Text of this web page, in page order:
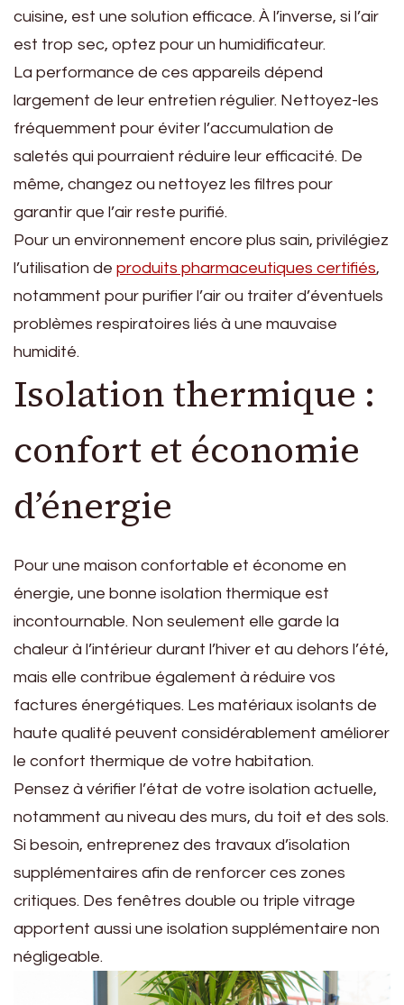
cuisine, est une solution efficace. À l’inverse, si l’air
est trop sec, optez pour un humidificateur.
La performance de ces appareils dépend
largement de leur entretien régulier. Nettoyez-les
fréquemment pour éviter l’accumulation de
saletés qui pourraient réduire leur efficacité. De
même, changez ou nettoyez les filtres pour
garantir que l’air reste purifié.
Pour un environnement encore plus sain, privilégiez
l’utilisation de produits pharmaceutiques certifiés,
notamment pour purifier l’air ou traiter d’éventuels
problèmes respiratoires liés à une mauvaise
humidité.
Isolation thermique :
confort et économie
d’énergie
Pour une maison confortable et économe en
énergie, une bonne isolation thermique est
incontournable. Non seulement elle garde la
chaleur à l’intérieur durant l’hiver et au dehors l’été,
mais elle contribue également à réduire vos
factures énergétiques. Les matériaux isolants de
haute qualité peuvent considérablement améliorer
le confort thermique de votre habitation.
Pensez à vérifier l’état de votre isolation actuelle,
notamment au niveau des murs, du toit et des sols.
Si besoin, entreprenez des travaux d’isolation
supplémentaires afin de renforcer ces zones
critiques. Des fenêtres double ou triple vitrage
apportent aussi une isolation supplémentaire non
négligeable.